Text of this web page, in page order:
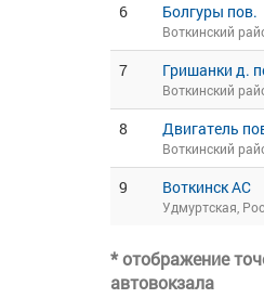
6 Болгуры пов.
Воткинский
7 Гришанки д.
Воткинский
8 Двигатель
Воткинский
9 Воткинск АС
Удмуртская,
* отображение
автовокзала